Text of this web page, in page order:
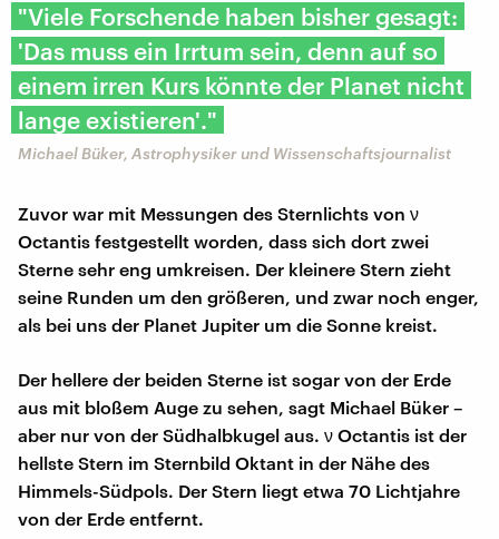
"Viele Forschende haben bisher gesagt:
'Das muss ein Irrtum sein, denn auf so
einem irren Kurs könnte der Planet nicht
lange existieren'."
Michael Büker, Astrophysiker und Wissenschaftsjournalist
Zuvor war mit Messungen des Sternlichts von ν
Octantis festgestellt worden, dass sich dort zwei
Sterne sehr eng umkreisen. Der kleinere Stern zieht
seine Runden um den größeren, und zwar noch enger,
als bei uns der Planet Jupiter um die Sonne kreist.
Der hellere der beiden Sterne ist sogar von der Erde
aus mit bloßem Auge zu sehen, sagt Michael Büker –
aber nur von der Südhalbkugel aus. ν Octantis ist der
hellste Stern im Sternbild Oktant in der Nähe des
Himmels-Südpols. Der Stern liegt etwa 70 Lichtjahre
von der Erde entfernt.